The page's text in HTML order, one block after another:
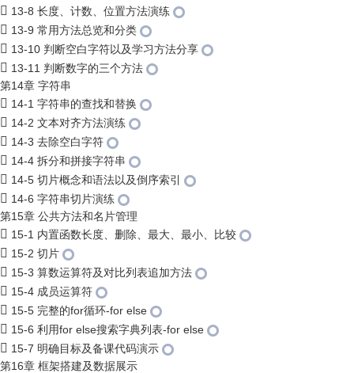
13-8 长度、计数、位置方法演练
13-9 常用方法总览和分类
13-10 判断空白字符以及学习方法分享
13-11 判断数字的三个方法
第14章 字符串
14-1 字符串的查找和替换
14-2 文本对齐方法演练
14-3 去除空白字符
14-4 拆分和拼接字符串
14-5 切片概念和语法以及倒序索引
14-6 字符串切片演练
第15章 公共方法和名片管理
15-1 内置函数长度、删除、最大、最小、比较
15-2 切片
15-3 算数运算符及对比列表追加方法
15-4 成员运算符
15-5 完整的for循环-for else
15-6 利用for else搜索字典列表-for else
15-7 明确目标及备课代码演示
第16章 框架搭建及数据展示